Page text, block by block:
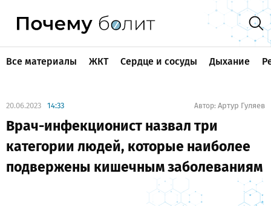
Все материалы ЖКТ Сердце и сосуды Дыхание
20.06.2023 14:33 Автор: Артур Гуляев
Врач-инфекционист назвал три
категории людей, которые наиболее
подвержены кишечным заболеваниям